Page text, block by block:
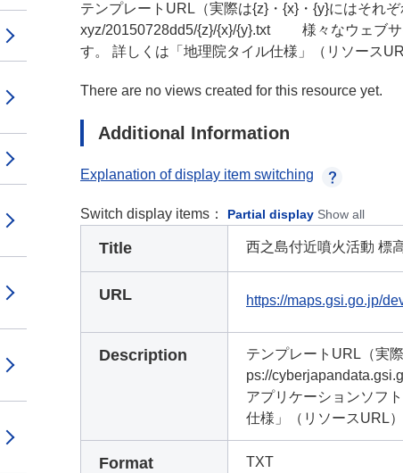
テンプレートURL（実際は{z}・{x}・{y}にはそ
xyz/20150728dd5/{z}/{x}/{y}.txt 様々なウェブサ
す。 詳しくは「地理院タイル仕様」（リソース
There are no views created for this resource yet.
Additional Information
Explanation of display item switching
Switch display items： Partial display Show all
Title 西之島付近噴火活動 標
URL https://maps.gsi.go.jp/
Description
テンプレートURL（実
ps://
アプリケーションソフ
仕様」（リソースURL
Format TXT